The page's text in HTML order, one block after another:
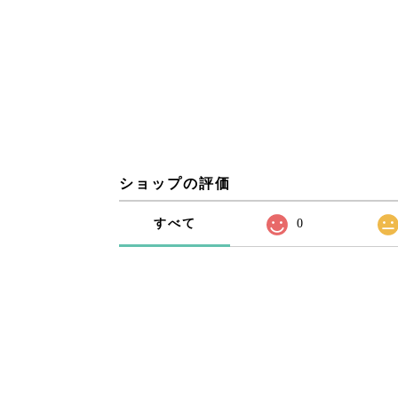
ショップの評価
すべて 0